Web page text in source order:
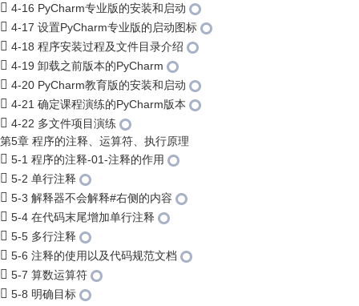
4-16 PyCharm专业版的安装和启动
4-17 设置PyCharm专业版的启动图标
4-18 程序安装过程及文件目录介绍
4-19 卸载之前版本的PyCharm
4-20 PyCharm教育版的安装和启动
4-21 确定课程演练的PyCharm版本
4-22 多文件项目演练
第5章 程序的注释、运算符、执行原理
5-1 程序的注释-01-注释的作用
5-2 单行注释
5-3 解释器不会解释#右侧的内容
5-4 在代码末尾增加单行注释
5-5 多行注释
5-6 注释的使用以及代码规范文档
5-7 算数运算符
5-8 明确目标